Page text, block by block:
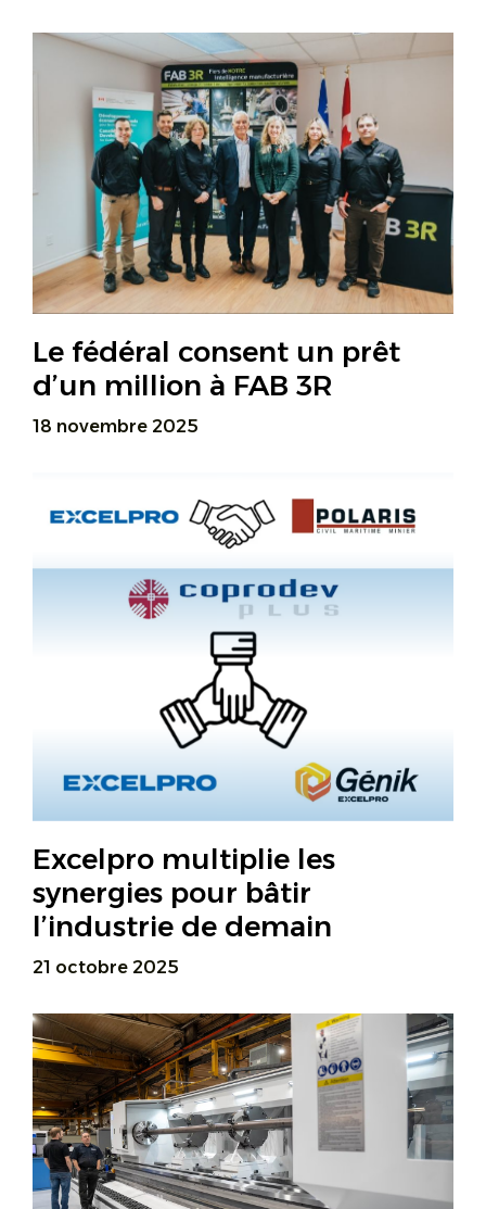
Le fédéral consent un prêt
d’un million à FAB 3R
18 novembre 2025
Excelpro multiplie les
synergies pour bâtir
l’industrie de demain
21 octobre 2025